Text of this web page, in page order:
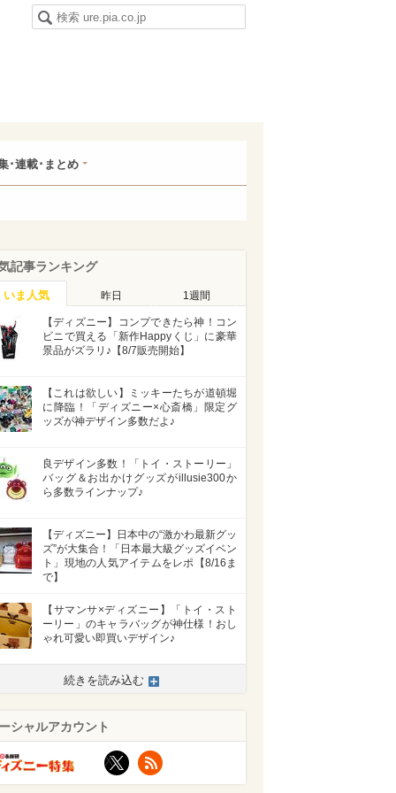
･連載･まとめ
記事ランキング
いま人気 昨日 1週間
【ディズニー】コンプできたら神！コン
ビニで買える「新作Happyくじ」に豪華
景品がズラリ♪【8/7販売開始】
【これは欲しい】ミッキーたちが道頓堀
に降臨！「ディズニー×心斎橋」限定グ
ッズが神デザイン多数だよ♪
良デザイン多数！「トイ・ストーリー」
バッグ＆お出かけグッズがillusie300か
ら多数ラインナップ♪
【ディズニー】日本中の“激かわ最新グッ
ズ”が大集合！「日本最大級グッズイベン
ト」現地の人気アイテムをレポ【8/16ま
で】
【サマンサ×ディズニー】「トイ・スト
ーリー」のキャラバッグが神仕様！おし
ゃれ可愛い即買いデザイン♪
続きを読み込む
シャルアカウント
X